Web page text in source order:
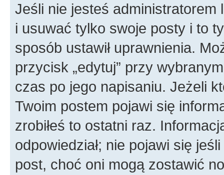
Jeśli nie jesteś
i usuwać tylko swoje posty i to
sposób ustawił uprawnienia.
przycisk „edytuj” przy
czas po jego napisaniu. Jeżeli
Twoim postem pojawi się
zrobiłeś to ostatni raz.
odpowiedział; nie pojawi się
post, choć oni mogą zostawić